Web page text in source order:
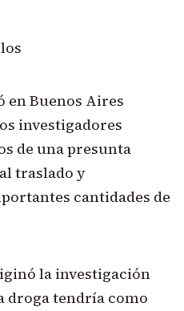
en Buenos Aires
investigadores
de una presunta
traslado y
cantidades de
la investigación
droga tendría como